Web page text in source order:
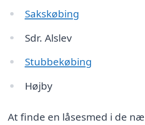
Sakskøbing
Sdr. Alslev
Stubbekøbing
Højby
At finde en låsesmed i de